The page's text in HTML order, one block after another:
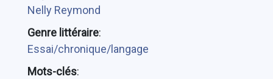
Nelly Reymond
Genre littéraire:
Essai/chronique/langage
Mots-clés: